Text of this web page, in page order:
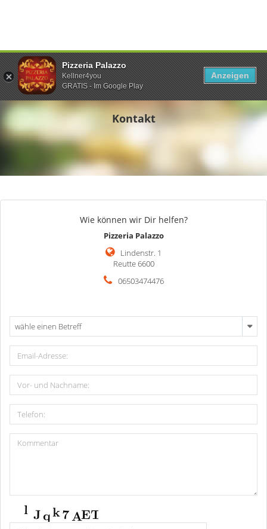
Kontakt
Wie können wir Dir helfen?
Pizzeria Palazzo
Lindenstr. 1
Reutte 6600
06503474476
wähle einen Betreff
Pizzeria Palazzo
Kellner4you
GRATIS - Im Google Play
Anzeigen